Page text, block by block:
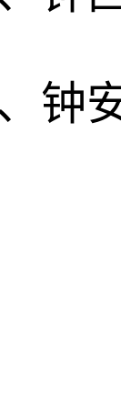
钟